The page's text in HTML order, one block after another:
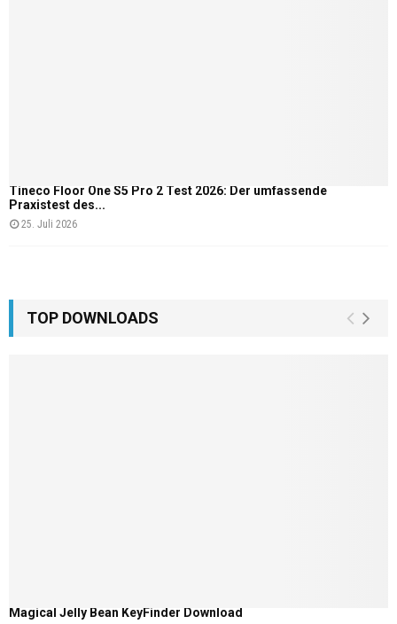
Tineco Floor One S5 Pro 2 Test 2026: Der umfassende
Praxistest des...
25. Juli 2026
TOP DOWNLOADS
Magical Jelly Bean KeyFinder Download